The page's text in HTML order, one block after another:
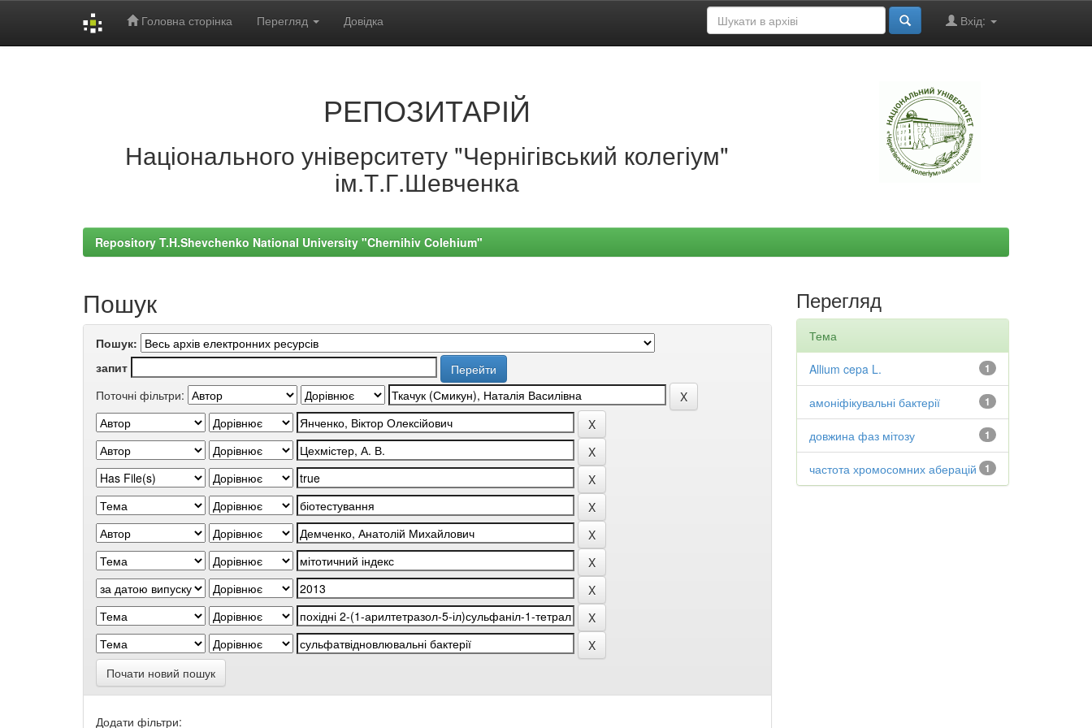
Головна сторінка Перегляд Довідка Вхід:
РЕПОЗИТАРІЙ
Національного університету "Чернігівський колегіум"
ім.Т.Г.Шевченка
Repository T.H.Shevchenko National University "Chernihiv Colehium"
Пошук
Пошук:
запит
Поточні фільтри:
Почати новий пошук
Додати фільтри:
Перегляд
Тема
1
Allium cepa L.
1
амоніфікувальні бактерії
1
довжина фаз мітозу
1
частота хромосомних аберацій